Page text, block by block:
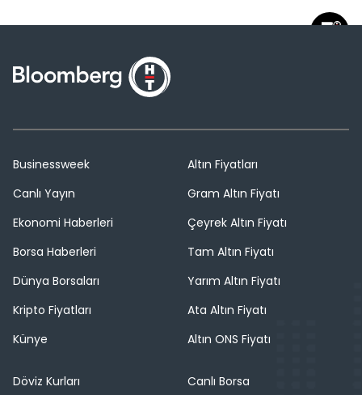
Businessweek
Canlı Yayın
Ekonomi Haberleri
Borsa Haberleri
Dünya Borsaları
Kripto Fiyatları
Künye
Altın Fiyatları
Gram Altın Fiyatı
Çeyrek Altın Fiyatı
Tam Altın Fiyatı
Yarım Altın Fiyatı
Ata Altın Fiyatı
Altın ONS Fiyatı
Döviz Kurları
Canlı Borsa